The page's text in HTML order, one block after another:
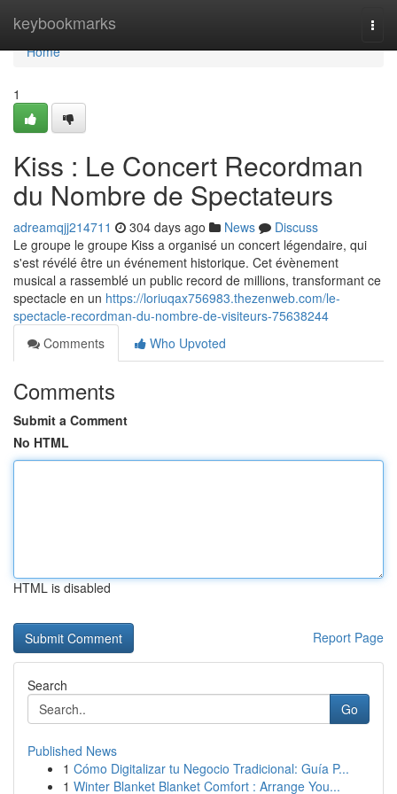
keybookmarks
Home
Home
1
Kiss : Le Concert Recordman
du Nombre de Spectateurs
adreamqjj214711 304 days ago News
Discuss
Le groupe le groupe Kiss a organisé un concert légendaire, qui
s'est révélé être un événement historique. Cet évènement
musical a rassemblé un public record de millions, transformant ce
spectacle en un https://loriuqax756983.thezenweb.com/le-
spectacle-recordman-du-nombre-de-visiteurs-75638244
Comments
Who Upvoted
Comments
Submit a Comment
No HTML
HTML is disabled
Report Page
Search
Go
Published News
1 Cómo Digitalizar tu Negocio Tradicional: Guía P...
1 Winter Blanket Blanket Comfort : Arrange You...